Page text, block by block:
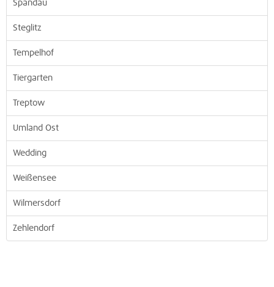
Spandau
Steglitz
Tempelhof
Tiergarten
Treptow
Umland Ost
Wedding
Weißensee
Wilmersdorf
Zehlendorf